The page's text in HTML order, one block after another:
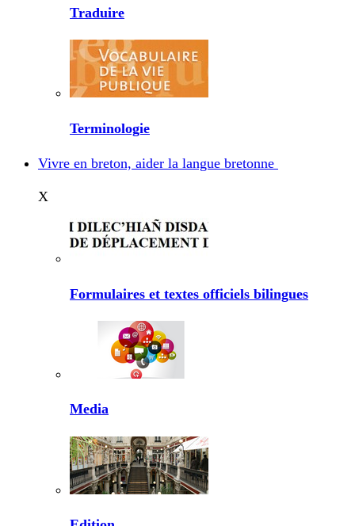
Traduire
Terminologie
Vivre en breton, aider la langue bretonne
X
Formulaires et textes officiels bilingues
Media